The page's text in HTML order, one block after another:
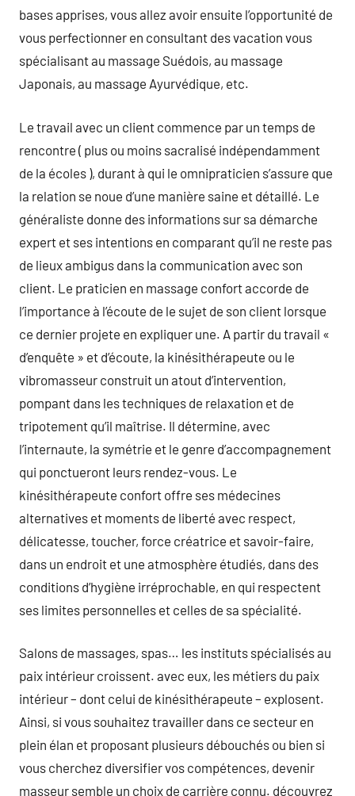
bases apprises, vous allez avoir ensuite l’opportunité de
vous perfectionner en consultant des vacation vous
spécialisant au massage Suédois, au massage
Japonais, au massage Ayurvédique, etc.
Le travail avec un client commence par un temps de
rencontre ( plus ou moins sacralisé indépendamment
de la écoles ), durant à qui le omnipraticien s’assure que
la relation se noue d’une manière saine et détaillé. Le
généraliste donne des informations sur sa démarche
expert et ses intentions en comparant qu’il ne reste pas
de lieux ambigus dans la communication avec son
client. Le praticien en massage confort accorde de
l’importance à l’écoute de le sujet de son client lorsque
ce dernier projete en expliquer une. A partir du travail «
d’enquête » et d’écoute, la kinésithérapeute ou le
vibromasseur construit un atout d’intervention,
pompant dans les techniques de relaxation et de
tripotement qu’il maîtrise. Il détermine, avec
l’internaute, la symétrie et le genre d’accompagnement
qui ponctueront leurs rendez-vous. Le
kinésithérapeute confort offre ses médecines
alternatives et moments de liberté avec respect,
délicatesse, toucher, force créatrice et savoir-faire,
dans un endroit et une atmosphère étudiés, dans des
conditions d’hygiène irréprochable, en qui respectent
ses limites personnelles et celles de sa spécialité.
Salons de massages, spas… les instituts spécialisés au
paix intérieur croissent. avec eux, les métiers du paix
intérieur – dont celui de kinésithérapeute – explosent.
Ainsi, si vous souhaitez travailler dans ce secteur en
plein élan et proposant plusieurs débouchés ou bien si
vous cherchez diversifier vos compétences, devenir
masseur semble un choix de carrière connu. découvrez